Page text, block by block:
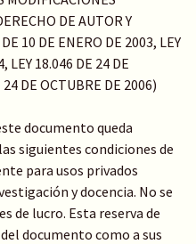
DE AUTOR Y
10 DE ENERO DE 2003, LEY
LEY 18.046 DE 24 DE
DE OCTUBRE DE 2006)
documento queda
siguientes condiciones de
para usos privados
y docencia. No se
de lucro. Esta reserva de
documento como a sus